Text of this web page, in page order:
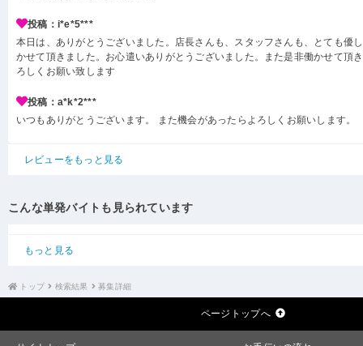
投稿：i*e*5***
本日は、ありがとうございました。店長さんも、スタッフさんも、とても優
かせて頂きました。お心遣いありがとうございました。また是非働かせて頂
ろしくお願い致します
投稿：a*k*2***
いつもありがとうございます。 また機会があったらよろしくお願いします。
レビューをもっと見る
こんな単発バイトも見られています
もっと見る
トップ 検索結果 募集詳細
ページトップへ